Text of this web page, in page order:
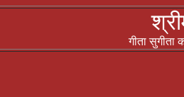
गीता सुगीता